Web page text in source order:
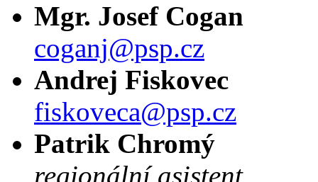
Mgr. Josef Cogan
coganj@psp.cz
Andrej Fiskovec
fiskoveca@psp.cz
Patrik Chromý
regionální asistent